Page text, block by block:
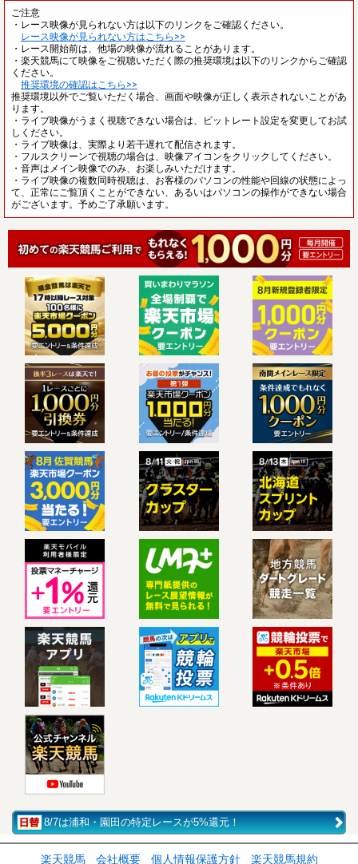
ご注意
・レース映像が見られない方は以下のリンクをご確認ください。
レース映像が見られない方はこちら>>
・レース開始前は、他場の映像が流れることがあります。
・楽天競馬にて映像をご視聴いただく際の推奨環境は以下のリンクからご確認
ください。
推奨環境の確認はこちら>>
推奨環境以外でご覧いただく場合、画面や映像が正しく表示されないことがあ
ります。
・ライブ映像がうまく視聴できない場合は、ビットレート設定を変更してお試
しください。
・ライブ映像は、実際より若干遅れて配信されます。
・フルスクリーンで視聴の場合は、映像アイコンをクリックしてください。
・音声はメイン映像でのみ、お楽しみいただけます。
・ライブ映像の複数同時視聴は、お客様のパソコンの性能や回線の状態によっ
て、正常にご覧頂くことができない、あるいはパソコンの操作ができない場合
がございます。予めご了承願います。
8/7は浦和・園田の特定レースが5%還元！
楽天競馬 会社概要 個人情報保護方針 楽天競馬規約